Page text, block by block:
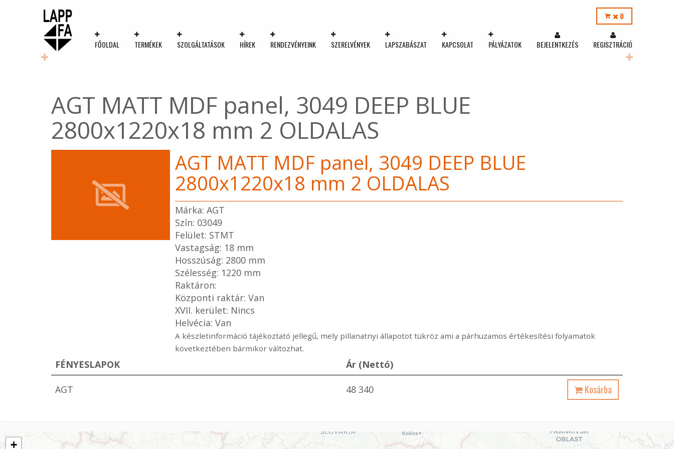
FŐOLDAL TERMÉKEK SZOLGÁLTATÁSOK HÍREK RENDEZVÉNYEINK SZERELVÉNYEK LAPSZABÁSZAT KAPCSOLAT PÁLYÁZATOK
0
BEJELENTKEZÉS REGISZTRÁCIÓ
AGT MATT MDF panel, 3049 DEEP BLUE
2800x1220x18 mm 2 OLDALAS
AGT MATT MDF panel, 3049 DEEP BLUE
2800x1220x18 mm 2 OLDALAS
Márka: AGT
Szín: 03049
Felület: STMT
Vastagság: 18 mm
Hosszúság: 2800 mm
Szélesség: 1220 mm
Raktáron:
Központi raktár: Van
XVII. kerület: Nincs
Helvécia: Van
A készletinformáció tájékoztató jellegű, mely pillanatnyi állapotot tükröz ami a párhuzamos értékesítési folyamatok
következtében bármikor változhat.
FÉNYESLAPOK Ár (Nettó)
AGT 48 340 Kosárba
+